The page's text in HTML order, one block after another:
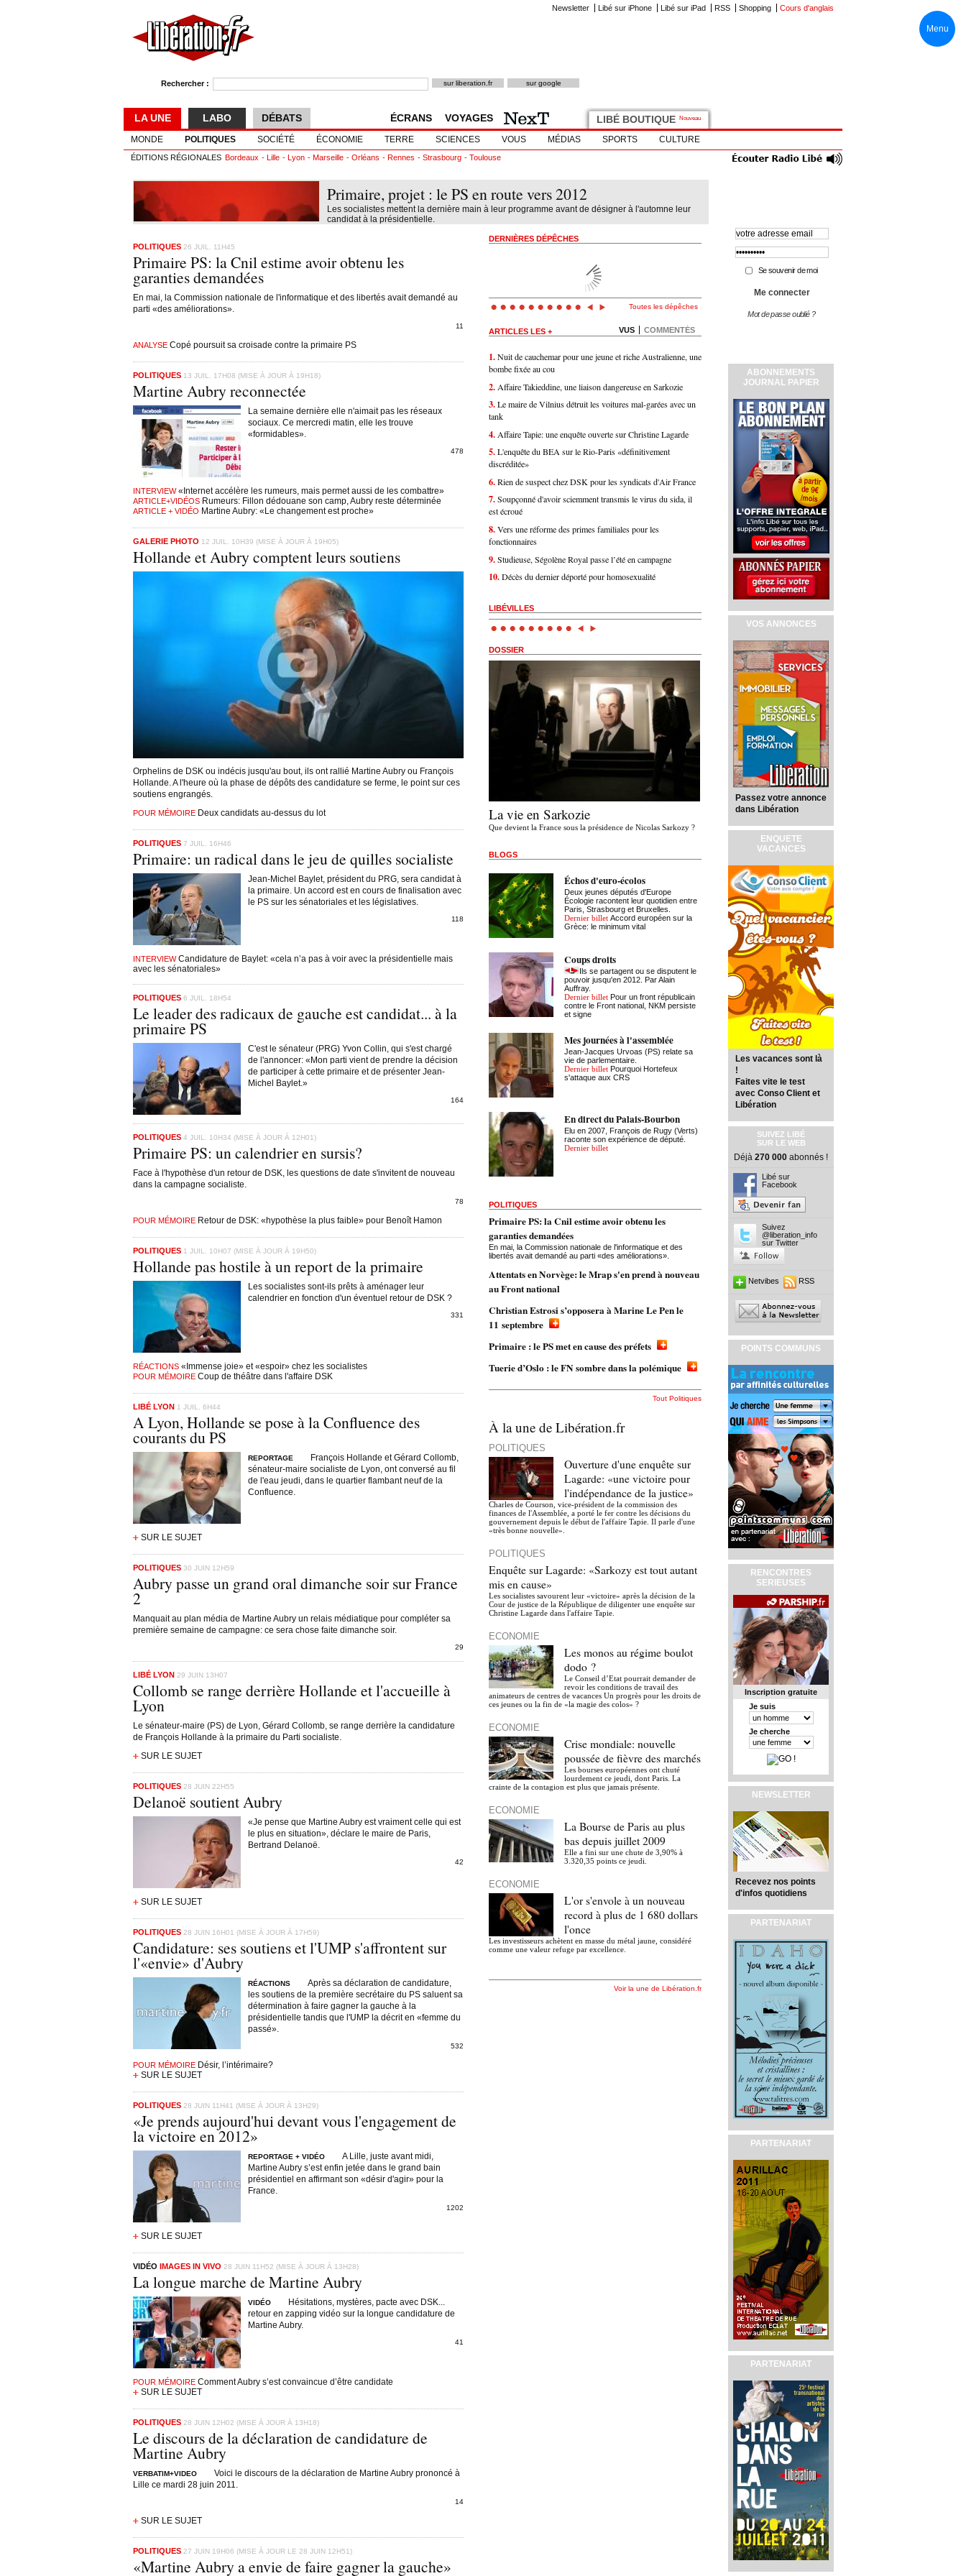
Menu
Newsletter Libé sur iPhone Libé sur iPad RSS Shopping Cours d'anglais
Rechercher :
LA UNE LABO DÉBATS ÉCRANS VOYAGES LIBÉ BOUTIQUE Nouveau
MONDE POLITIQUES SOCIÉTÉ ÉCONOMIE TERRE SCIENCES VOUS MÉDIAS SPORTS CULTURE
ÉDITIONS RÉGIONALES Bordeaux Lille Lyon Marseille Orléans Rennes Strasbourg Toulouse
Primaire, projet : le PS en route vers 2012
Les socialistes mettent la dernière main à leur programme avant de désigner à l'automne leur
candidat à la présidentielle.
POLITIQUES 26 JUIL. 11H45
Primaire PS: la Cnil estime avoir obtenu les
garanties demandées
En mai, la Commission nationale de l'informatique et des libertés avait demandé au
parti «des améliorations».
11
ANALYSE Copé poursuit sa croisade contre la primaire PS
POLITIQUES 13 JUIL. 17H08 (MISE À JOUR À 19H18)
Martine Aubry reconnectée
La semaine dernière elle n'aimait pas les réseaux
sociaux. Ce mercredi matin, elle les trouve
«formidables».
478
INTERVIEW«Internet accélère les rumeurs, mais permet aussi de les combattre»
ARTICLE+VIDÉOS Rumeurs: Fillon dédouane son camp, Aubry reste déterminée
ARTICLE + VIDÉO Martine Aubry: «Le changement est proche»
GALERIE PHOTO 12 JUIL. 10H39 (MISE À JOUR À 19H05)
Hollande et Aubry comptent leurs soutiens
Orphelins de DSK ou indécis jusqu'au bout, ils ont rallié Martine Aubry ou François
Hollande. A l'heure où la phase de dépôts des candidature se ferme, le point sur ces
soutiens engrangés.
POUR MÉMOIRE Deux candidats au-dessus du lot
POLITIQUES 7 JUIL. 16H46
Primaire: un radical dans le jeu de quilles socialiste
Jean-Michel Baylet, président du PRG, sera candidat à
la primaire. Un accord est en cours de finalisation avec
le PS sur les sénatoriales et les législatives.
118
INTERVIEWCandidature de Baylet: «cela n’a pas à voir avec la présidentielle mais
avec les sénatoriales»
POLITIQUES 6 JUIL. 18H54
Le leader des radicaux de gauche est candidat... à la
primaire PS
C'est le sénateur (PRG) Yvon Collin, qui s'est chargé
de l'annoncer: «Mon parti vient de prendre la décision
de participer à cette primaire et de présenter Jean-
Michel Baylet.»
164
POLITIQUES 4 JUIL. 10H34 (MISE À JOUR À 12H01)
Primaire PS: un calendrier en sursis?
Face à l'hypothèse d'un retour de DSK, les questions de date s'invitent de nouveau
dans la campagne socialiste.
78
POUR MÉMOIRE Retour de DSK: «hypothèse la plus faible» pour Benoît Hamon
POLITIQUES 1 JUIL. 10H07 (MISE À JOUR À 19H50)
Hollande pas hostile à un report de la primaire
Les socialistes sont-ils prêts à aménager leur
calendrier en fonction d'un éventuel retour de DSK ?
331
RÉACTIONS «Immense joie» et «espoir» chez les socialistes
POUR MÉMOIRE Coup de théâtre dans l'affaire DSK
LIBÉ LYON 1 JUIL. 6H44
A Lyon, Hollande se pose à la Confluence des
courants du PS
REPORTAGE
François Hollande et Gérard Collomb,
sénateur-maire socialiste de Lyon, ont conversé au fil
de l'eau jeudi, dans le quartier flambant neuf de la
Confluence.
SUR LE SUJET
POLITIQUES 30 JUIN 12H59
Aubry passe un grand oral dimanche soir sur France
2
Manquait au plan média de Martine Aubry un relais médiatique pour compléter sa
première semaine de campagne: ce sera chose faite dimanche soir.
29
LIBÉ LYON 29 JUIN 13H07
Collomb se range derrière Hollande et l'accueille à
Lyon
Le sénateur-maire (PS) de Lyon, Gérard Collomb, se range derrière la candidature
de François Hollande à la primaire du Parti socialiste.
SUR LE SUJET
POLITIQUES 28 JUIN 22H55
Delanoë soutient Aubry
«Je pense que Martine Aubry est vraiment celle qui est
le plus en situation», déclare le maire de Paris,
Bertrand Delanoë.
42
SUR LE SUJET
POLITIQUES 28 JUIN 16H01 (MISE À JOUR À 17H59)
Candidature: ses soutiens et l'UMP s'affrontent sur
l'«envie» d'Aubry
RÉACTIONS
Après sa déclaration de candidature,
les soutiens de la première secrétaire du PS saluent sa
détermination à faire gagner la gauche à la
présidentielle tandis que l'UMP la décrit en «femme du
passé».
532
POUR MÉMOIRE Désir, l’intérimaire?
SUR LE SUJET
POLITIQUES 28 JUIN 11H41 (MISE À JOUR À 13H29)
«Je prends aujourd'hui devant vous l'engagement de
la victoire en 2012»
REPORTAGE + VIDÉO
A Lille, juste avant midi,
Martine Aubry s’est enfin jetée dans le grand bain
présidentiel en affirmant son «désir d'agir» pour la
France.
1202
SUR LE SUJET
VIDÉO IMAGES IN VIVO 28 JUIN 11H52 (MISE À JOUR À 13H28)
La longue marche de Martine Aubry
VIDÉO
Hésitations, mystères, pacte avec DSK...
retour en zapping vidéo sur la longue candidature de
Martine Aubry.
41
POUR MÉMOIRE Comment Aubry s’est convaincue d’être candidate
SUR LE SUJET
POLITIQUES 28 JUIN 12H02 (MISE À JOUR À 13H18)
Le discours de la déclaration de candidature de
Martine Aubry
VERBATIM+VIDEO
Voici le discours de la déclaration de Martine Aubry prononcé à
Lille ce mardi 28 juin 2011.
14
SUR LE SUJET
POLITIQUES 27 JUIN 19H06 (MISE À JOUR LE 28 JUIN 12H51)
«Martine Aubry a envie de faire gagner la gauche»
DERNIÈRES DÉPÊCHES
Toutes les dépêches
ARTICLES LES + VUS COMMENTÉS
1.Nuit de cauchemar pour une jeune et riche Australienne, une
bombe fixée au cou
2. Affaire Takieddine, une liaison dangereuse en Sarkozie
3.Le maire de Vilnius détruit les voitures mal-garées avec un
tank
4. Affaire Tapie: une enquête ouverte sur Christine Lagarde
5.L'enquête du BEA sur le Rio-Paris «définitivement
discréditée»
6.Rien de suspect chez DSK pour les syndicats d'Air France
7.Soupçonné d'avoir sciemment transmis le virus du sida, il
est écroué
8.Vers une réforme des primes familiales pour les
fonctionnaires
9.Studieuse, Ségolène Royal passe l’été en campagne
10.Décès du dernier déporté pour homosexualité
LIBÉVILLES
DOSSIER
La vie en Sarkozie
Que devient la France sous la présidence de Nicolas Sarkozy ?
BLOGS
Échos d'euro-écolos
Deux jeunes députés d'Europe
Écologie racontent leur quotidien entre
Paris, Strasbourg et Bruxelles.
Dernier billet Accord européen sur la
Grèce: le minimum vital
Coups droits
Ils se partagent ou se disputent le
pouvoir jusqu'en 2012. Par Alain
Auffray.
Dernier billet Pour un front républicain
contre le Front national, NKM persiste
et signe
Mes journées à l'assemblée
Jean-Jacques Urvoas (PS) relate sa
vie de parlementaire.
Dernier billet Pourquoi Hortefeux
s'attaque aux CRS
En direct du Palais-Bourbon
Elu en 2007, François de Rugy (Verts)
raconte son expérience de député.
Dernier billet
POLITIQUES
Primaire PS: la Cnil estime avoir obtenu les
garanties demandées
En mai, la Commission nationale de l'informatique et des
libertés avait demandé au parti «des améliorations».
Attentats en Norvège: le Mrap s'en prend à nouveau
au Front national
Christian Estrosi s’opposera à Marine Le Pen le
11 septembre
Primaire : le PS met en cause des préfets
Tuerie d’Oslo : le FN sombre dans la polémique
Tout Politiques
À la une de Libération.fr
POLITIQUES
Ouverture d'une enquête sur
Lagarde: «une victoire pour
l'indépendance de la justice»
Charles de Courson, vice-président de la commission des
finances de l'Assemblée, a porté le fer contre les décisions du
gouvernement depuis le début de l'affaire Tapie. Il parle d'une
«très bonne nouvelle».
POLITIQUES
Enquête sur Lagarde: «Sarkozy est tout autant
mis en cause»
Les socialistes savourent leur «victoire» après la décision de la
Cour de justice de la République de diligenter une enquête sur
Christine Lagarde dans l'affaire Tapie.
ÉCONOMIE
Les monos au régime boulot
dodo ?
Le Conseil d’Etat pourrait demander de
revoir les conditions de travail des
animateurs de centres de vacances Un progrès pour les droits de
ces jeunes ou la fin de «la magie des colos» ?
ÉCONOMIE
Crise mondiale: nouvelle
poussée de fièvre des marchés
Les bourses européennes ont chuté
lourdement ce jeudi, dont Paris. La
crainte de la contagion est plus que jamais présente.
ÉCONOMIE
La Bourse de Paris au plus
bas depuis juillet 2009
Elle a fini sur une chute de 3,90% à
3.320,35 points ce jeudi.
ÉCONOMIE
L'or s'envole à un nouveau
record à plus de 1 680 dollars
l'once
Les investisseurs achètent en masse du métal jaune, considéré
comme une valeur refuge par excellence.
Voir la une de Libération.fr
Se souvenir de moi
Mot de passe oublié ?
ABONNEMENTS
JOURNAL PAPIER
VOS ANNONCES
Passez votre annonce
dans Libération
ENQUETE
VACANCES
Les vacances sont là
!
Faites vite le test
avec Conso Client et
Libération
SUIVEZ LIBÉ
SUR LE WEB
Déjà 270 000 abonnés !
Libé sur
Facebook
Suivez
@liberation_info
sur Twitter
Netvibes RSS
POINTS COMMUNS
RENCONTRES
SERIEUSES
Inscription gratuite
Je suis
Je cherche
NEWSLETTER
Recevez nos points
d'infos quotidiens
PARTENARIAT
PARTENARIAT
PARTENARIAT